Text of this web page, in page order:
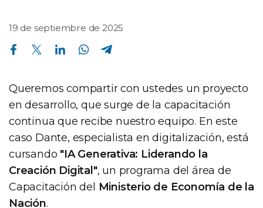
19 de septiembre de 2025
Compartir en Facebook Compartir en Twitter Compartir en Linkedin Compartir en Whatsapp
Queremos compartir con ustedes un proyecto
en desarrollo, que surge de la capacitación
continua que recibe nuestro equipo. En este
caso Dante, especialista en digitalización, está
cursando "IA Generativa: Liderando la
Creación Digital", un programa del área de
Capacitación del Ministerio de Economía de la
Nación.